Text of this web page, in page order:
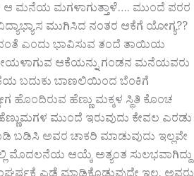
ಆ ಮನೆಯ ಮಗಳಾಗುತ್ತಾಳೆ…. ಮುಂದೆ ಪರರ
ಮುಗಿಸಿದ ನಂತರ ಆಕೆಗೆ ಯೋಗ್ಯ??
ಎಂದು ಭಾವಿಸುವ ತಂದೆ ತಾಯಿಯ
ಆಕೆಯನ್ನು ಗಂಡನ ಮನೆಯವರು
ಬದುಕು ಬಾಣಲಿಯಿಂದ ಬೆಂಕಿಗೆ
ಹೊಂದಿರುವ ಹೆಣ್ಣು ಮಕ್ಕಳ ಸ್ಥಿತಿ ಕೊಂಚ
ಮುಂದೆ ಇರುವುದು ಕೇವಲ ಎರಡು
ಅವರ ಚಾಕರಿ ಮಾಡುವುದು ಇಲ್ಲವೇ
ಮೊದಲನೆಯ ಆಯ್ಕೆ ಅತ್ಯಂತ ಸುಲಭವಾಗಿದ್ದು